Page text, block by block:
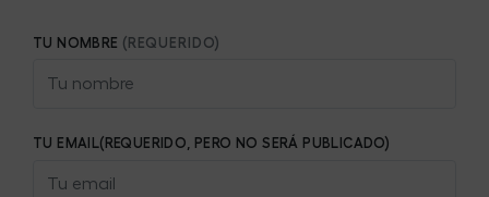
TU NOMBRE (REQUERIDO)
TU EMAIL(REQUERIDO, PERO NO SERÁ PUBLICADO)